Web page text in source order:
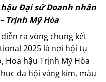
Đại sứ Doanh nhân
Trịnh Mỹ Hòa
ra vòng chung kết
2025 là nơi hội tụ
Hoa hậu Trịnh Mỹ Hòa
dạ hội vàng kim, màu